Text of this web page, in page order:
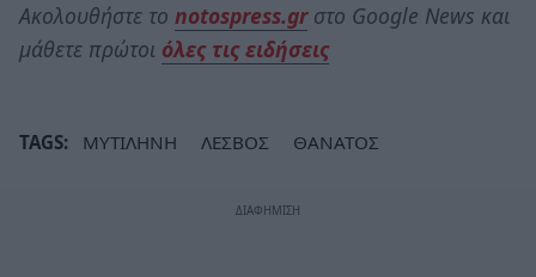
Ακολουθήστε το notospress.grστο Google News και
μάθετε πρώτοι όλες τις ειδήσεις
TAGS: ΜΥΤΙΛΗΝΗ ΛΕΣΒΟΣ ΘΑΝΑΤΟΣ